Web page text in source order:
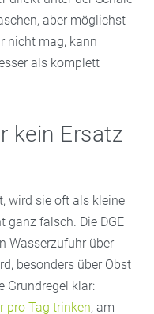
aber möglichst
nicht mag, kann
als komplett
kein Ersatz
wird sie oft als kleine
ganz falsch. Die DGE
Wasserzufuhr über
besonders über Obst
Grundregel klar:
pro Tag trinken, am